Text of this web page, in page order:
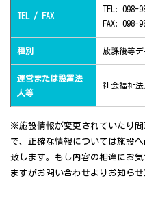
TEL / FAX
TEL: 098-
FAX: 098-
種別 放課後等デ
運営または設置法
人等
社会福祉
※施設情報が変更されていたり
で、正確な情報については施設
致します。もし内容の相違にお
ますがお問い合わせよりお知らせ